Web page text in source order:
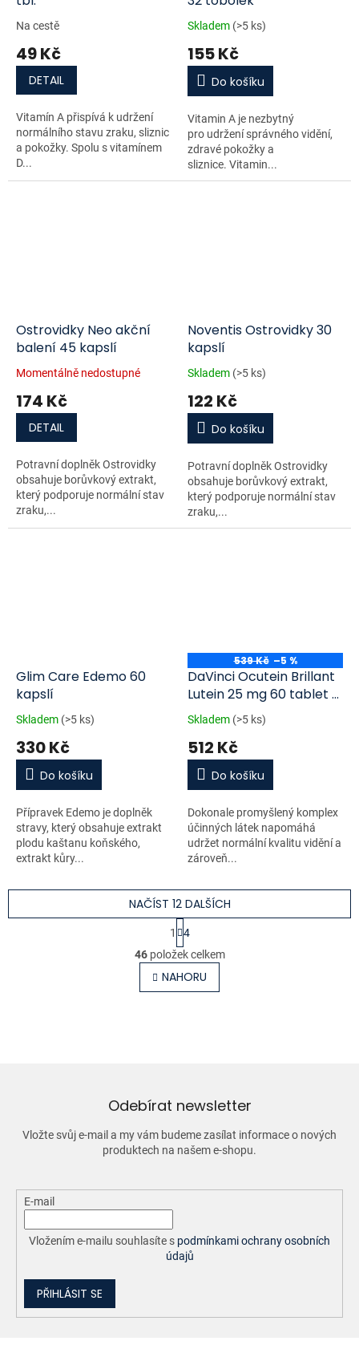
Na cestě
49 Kč
DETAIL
Vitamín A přispívá k udržení
normálního stavu zraku, sliznic
a pokožky. Spolu s vitamínem
D...
Skladem (>5 ks)
155 Kč
Do košíku
Vitamin A je nezbytný
pro udržení správného vidění,
zdravé pokožky a
sliznice. Vitamin...
Ostrovidky Neo akční
balení 45 kapslí
Momentálně nedostupné
174 Kč
DETAIL
Potravní doplněk Ostrovidky
obsahuje borůvkový extrakt,
který podporuje normální stav
zraku,...
Noventis Ostrovidky 30
kapslí
Skladem (>5 ks)
122 Kč
Do košíku
Potravní doplněk Ostrovidky
obsahuje borůvkový extrakt,
který podporuje normální stav
zraku,...
Glim Care Edemo 60
kapslí
Skladem (>5 ks)
330 Kč
Do košíku
Přípravek Edemo je doplněk
stravy, který obsahuje extrakt
plodu kaštanu koňského,
extrakt kůry...
539 Kč –5 %
DaVinci Ocutein Brillant
Lutein 25 mg 60 tablet +
kapky
Skladem (>5 ks)
512 Kč
Do košíku
Dokonale promyšlený komplex
účinných látek napomáhá
udržet normální kvalitu vidění a
zároveň...
O
v
l
á
v
k
y
v
ý
i
NAČÍST 12 DALŠÍCH
S
t
r
á
n
k
1
4
46položek celkem
NAHORU
Odebírat newsletter
Vložte svůj e-mail a my vám budeme zasílat informace o nových
produktech na našem e-shopu.
E-mail
Vložením e-mailu souhlasíte s podmínkami ochrany osobních
údajů
PŘIHLÁSIT SE